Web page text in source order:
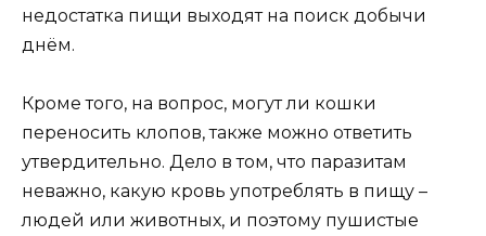
недостатка пищи выходят на поиск добычи
днём.
Кроме того, на вопрос, могут ли кошки
переносить клопов, также можно ответить
утвердительно. Дело в том, что паразитам
неважно, какую кровь употреблять в пищу –
людей или животных, и поэтому пушистые